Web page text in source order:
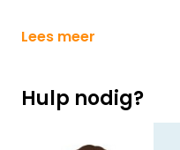
Lees meer
Hulp nodig?